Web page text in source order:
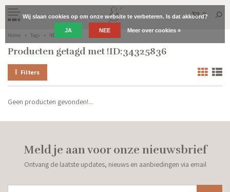
MENU
0
Home Tags !ID:34325836
Producten getagd met !ID:34325836
Filters
Geen producten gevonden!...
Meld je aan voor onze nieuwsbrief
Ontvang de laatste updates, nieuws en aanbiedingen via email
Wij slaan cookies op om onze website te verbeteren. Is dat akkoord?
JA NEE Meer over cookies »